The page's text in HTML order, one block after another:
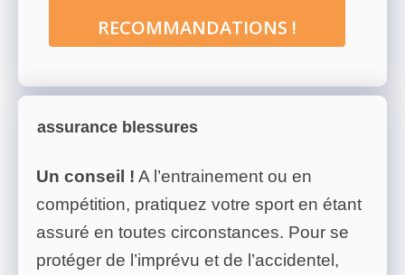
RECOMMANDATIONS !
assurance blessures
Un conseil ! A l’entrainement ou en
compétition, pratiquez votre sport en étant
assuré en toutes circonstances. Pour se
protéger de l’imprévu et de l’accidentel,